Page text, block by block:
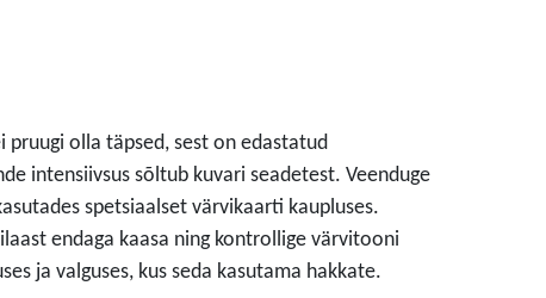
pruugi olla täpsed, sest on edastatud
intensiivsus sõltub kuvari seadetest. Veenduge
spetsiaalset värvikaarti kaupluses.
endaga kaasa ning kontrollige värvitooni
ja valguses, kus seda kasutama hakkate.